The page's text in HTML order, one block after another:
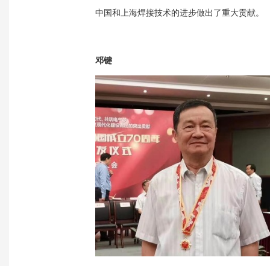
中国和上海焊接技术的进步做出了重大贡献。
邓键